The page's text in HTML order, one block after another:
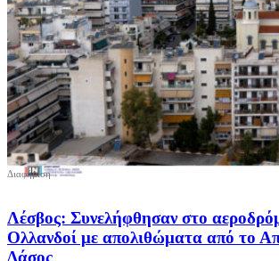
Λέσβος: Συνελήφθησαν στο
Ολλανδοί με απολιθώματα από το
Δάσος